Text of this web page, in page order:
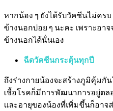
หากน้อง ๆ ยังได้รับวัคซีนไม่คร
ข้างนอกบ่อย ๆ นะคะ เพราะอา
ข้างนอกได้นั่นเอง
ฉีดวัคซีนกระตุ้นทุกปี
ถึงร่างกายน้องจะสร้างภูมิคุ้มกั
เชื้อโรคก็มีการพัฒนาการอยู่ตล
และอายุของน้องที่เพิ่มขึ้นก็อา